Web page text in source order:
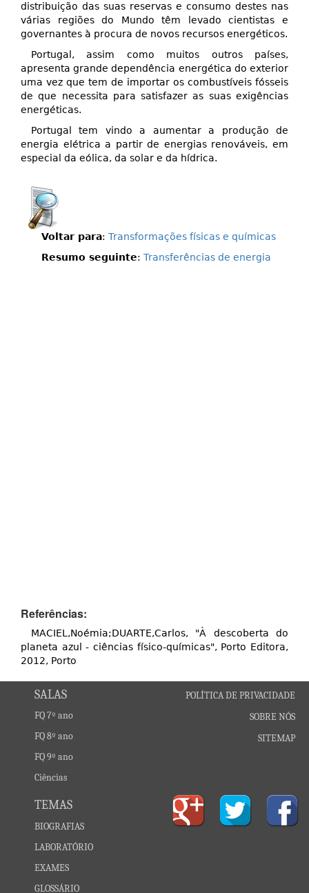
distribuição das suas reservas e consumo destes nas
várias regiões do Mundo têm levado cientistas e
governantes à procura de novos recursos energéticos.
Portugal, assim como muitos outros países,
apresenta grande dependência energética do exterior
uma vez que tem de importar os combustíveis fósseis
de que necessita para satisfazer as suas exigências
energéticas.
Portugal tem vindo a aumentar a produção de
energia elétrica a partir de energias renováveis, em
especial da eólica, da solar e da hídrica.
Voltar para: Transformações físicas e químicas
Resumo seguinte: Transferências de energia
Referências:
MACIEL,Noémia;DUARTE,Carlos, "À descoberta do
planeta azul - ciências físico-químicas", Porto Editora,
2012, Porto
SALAS
FQ 7º ano
FQ 8º ano
FQ 9º ano
Ciências
TEMAS
BIOGRAFIAS
LABORATÓRIO
EXAMES
GLOSSÁRIO
POLÍTICA DE PRIVACIDADE
SOBRE NÓS
SITEMAP